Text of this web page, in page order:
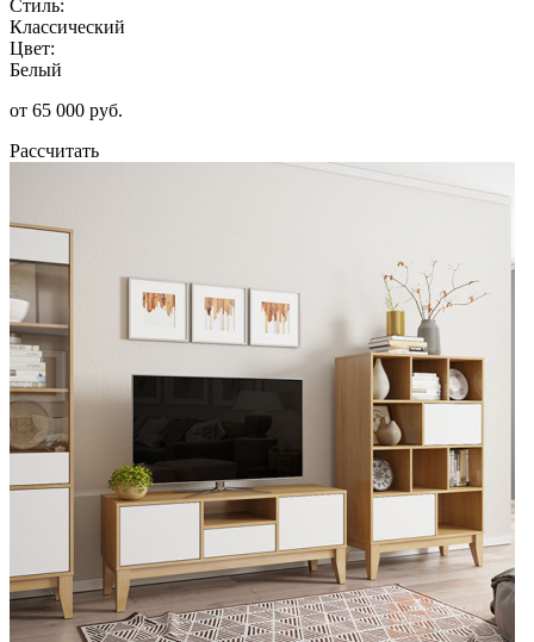
Стиль:
Классический
Цвет:
Белый
от 65 000 руб.
Рассчитать